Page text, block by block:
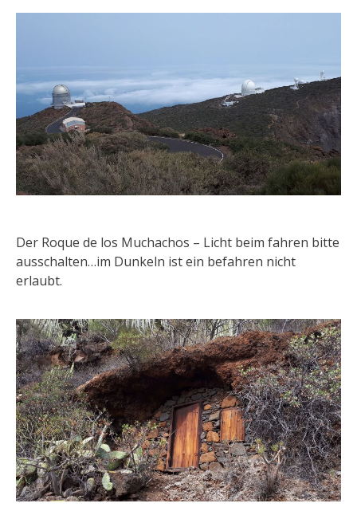
Der Roque de los Muchachos – Licht beim fahren bitte
ausschalten…im Dunkeln ist ein befahren nicht
erlaubt.